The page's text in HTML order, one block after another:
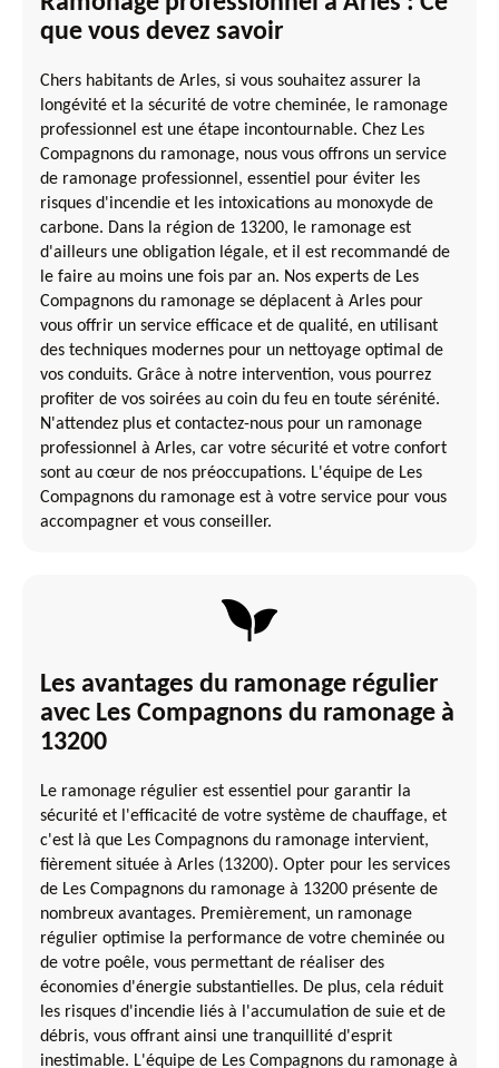
que vous devez savoir
Chers habitants de Arles, si vous souhaitez assurer la
longévité et la sécurité de votre cheminée, le ramonage
professionnel est une étape incontournable. Chez Les
Compagnons du ramonage, nous vous offrons un service
de ramonage professionnel, essentiel pour éviter les
risques d'incendie et les intoxications au monoxyde de
carbone. Dans la région de 13200, le ramonage est
d'ailleurs une obligation légale, et il est recommandé de
le faire au moins une fois par an. Nos experts de Les
Compagnons du ramonage se déplacent à Arles pour
vous offrir un service efficace et de qualité, en utilisant
des techniques modernes pour un nettoyage optimal de
vos conduits. Grâce à notre intervention, vous pourrez
profiter de vos soirées au coin du feu en toute sérénité.
N'attendez plus et contactez-nous pour un ramonage
professionnel à Arles, car votre sécurité et votre confort
sont au cœur de nos préoccupations. L'équipe de Les
Compagnons du ramonage est à votre service pour vous
accompagner et vous conseiller.
Les avantages du ramonage régulier
avec Les Compagnons du ramonage à
13200
Le ramonage régulier est essentiel pour garantir la
sécurité et l'efficacité de votre système de chauffage, et
c'est là que Les Compagnons du ramonage intervient,
fièrement située à Arles (13200). Opter pour les services
de Les Compagnons du ramonage à 13200 présente de
nombreux avantages. Premièrement, un ramonage
régulier optimise la performance de votre cheminée ou
de votre poêle, vous permettant de réaliser des
économies d'énergie substantielles. De plus, cela réduit
les risques d'incendie liés à l'accumulation de suie et de
débris, vous offrant ainsi une tranquillité d'esprit
inestimable. L'équipe de Les Compagnons du ramonage à